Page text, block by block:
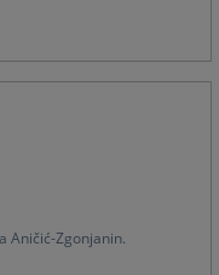
Aničić-Zgonjanin.